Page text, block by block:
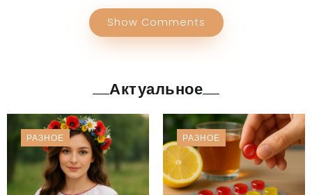
Show Comments
Актуальное
РАЗНОЕ РАЗНОЕ